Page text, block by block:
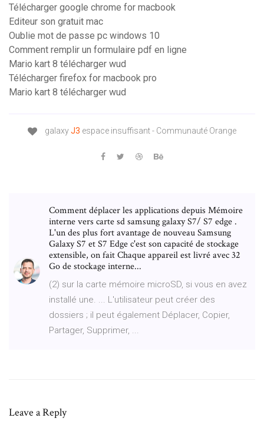
Télécharger google chrome for macbook
Editeur son gratuit mac
Oublie mot de passe pc windows 10
Comment remplir un formulaire pdf en ligne
Mario kart 8 télécharger wud
Télécharger firefox for macbook pro
Mario kart 8 télécharger wud
galaxyJ3 espace insuffisant - Communauté Orange
Comment déplacer les applications depuis Mémoire
interne vers carte sd samsung galaxy S7/ S7 edge .
L'un des plus fort avantage de nouveau Samsung
Galaxy S7 et S7 Edge c'est son capacité de stockage
extensible, on fait Chaque appareil est livré avec 32
Go de stockage interne...
(2) sur la carte mémoire microSD, si vous en avez
installé une. ... L'utilisateur peut créer des
dossiers ; il peut également Déplacer, Copier,
Partager, Supprimer, ...
Leave a Reply